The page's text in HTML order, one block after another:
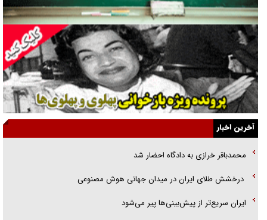
راننده مست به قانون می‌خندد
همه آقای دوربینی شده‌ایم!
قصه ناتمام سرویس مدارس
آیا مقاومت فلسطین خلع‌سلاح می‌شود؟
الگوی وحدت‌آفرین در ادراک سیاست خارجی
گفتگوی دکتر اخوان مدیرمسئول روزنامه جوان با برنامه تلویزیونی «نبرد
هرمز»
امام حسین (ع) کشته سیرت‌های عصر جاهلی شد
فریاد‌ها و ناله‌های دوستان مبارزدلم را آتش می‌زد
آخرین اخبار
محمدباقر خرازی به دادگاه احضار شد
درخشش طلای ایران در میدان جهانی هوش مصنوعی
ایران سریع‌تر از پیش‌بینی‌ها پیر می‌شود